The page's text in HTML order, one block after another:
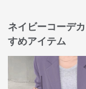
ネイビーコーデ
すめアイテム